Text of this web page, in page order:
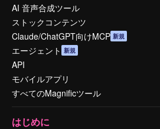
AI 音声合成ツール
ストックコンテンツ
Claude/ChatGPT向けMCP 新規
エージェント 新規
API
モバイルアプリ
すべてのMagnificツール
はじめに